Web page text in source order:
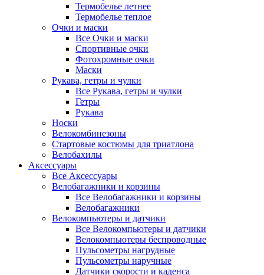
Термобелье летнее
Термобелье теплое
Очки и маски
Все Очки и маски
Спортивные очки
Фотохромные очки
Маски
Рукава, гетры и чулки
Все Рукава, гетры и чулки
Гетры
Рукава
Носки
Велокомбинезоны
Стартовые костюмы для триатлона
Велобахилы
Аксессуары
Все Аксессуары
Велобагажники и корзины
Все Велобагажники и корзины
Велобагажники
Велокомпьютеры и датчики
Все Велокомпьютеры и датчики
Велокомпьютеры беспроводные
Пульсометры нагрудные
Пульсометры наручные
Датчики скорости и каденса